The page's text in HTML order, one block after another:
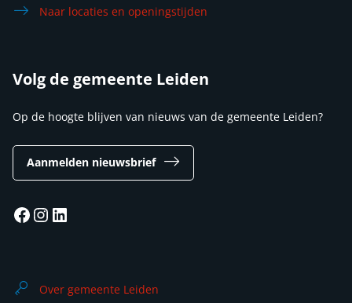
Naar locaties en openingstijden
Volg de gemeente Leiden
Op de hoogte blijven van nieuws van de gemeente Leiden?
Aanmelden nieuwsbrief
Facebook
Instagram
LinkedIn
Over gemeente Leiden